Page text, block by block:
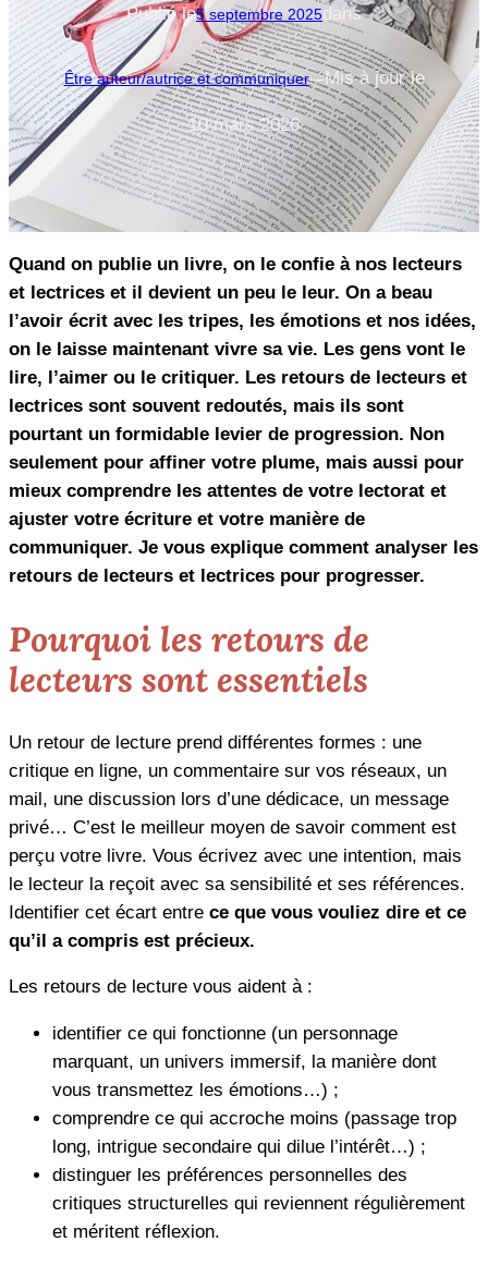
Publié le5 septembre 2025dans
Être auteur/autrice et communiquer—Mis à jour le
10 mars 2026
Quand on publie un livre, on le confie à nos lecteurs
et lectrices et il devient un peu le leur. On a beau
l’avoir écrit avec les tripes, les émotions et nos idées,
on le laisse maintenant vivre sa vie. Les gens vont le
lire, l’aimer ou le critiquer. Les retours de lecteurs et
lectrices sont souvent redoutés, mais ils sont
pourtant un formidable levier de progression. Non
seulement pour affiner votre plume, mais aussi pour
mieux comprendre les attentes de votre lectorat et
ajuster votre écriture et votre manière de
communiquer. Je vous explique comment analyser les
retours de lecteurs et lectrices pour progresser.
Pourquoi les retours de
lecteurs sont essentiels
Un retour de lecture prend différentes formes : une
critique en ligne, un commentaire sur vos réseaux, un
mail, une discussion lors d’une dédicace, un message
privé… C’est le meilleur moyen de savoir comment est
perçu votre livre. Vous écrivez avec une intention, mais
le lecteur la reçoit avec sa sensibilité et ses références.
Identifier cet écart entre ce que vous vouliez dire et ce
qu’il a compris est précieux.
Les retours de lecture vous aident à :
identifier ce qui fonctionne (un personnage
marquant, un univers immersif, la manière dont
vous transmettez les émotions…) ;
comprendre ce qui accroche moins (passage trop
long, intrigue secondaire qui dilue l’intérêt…) ;
distinguer les préférences personnelles des
critiques structurelles qui reviennent régulièrement
et méritent réflexion.